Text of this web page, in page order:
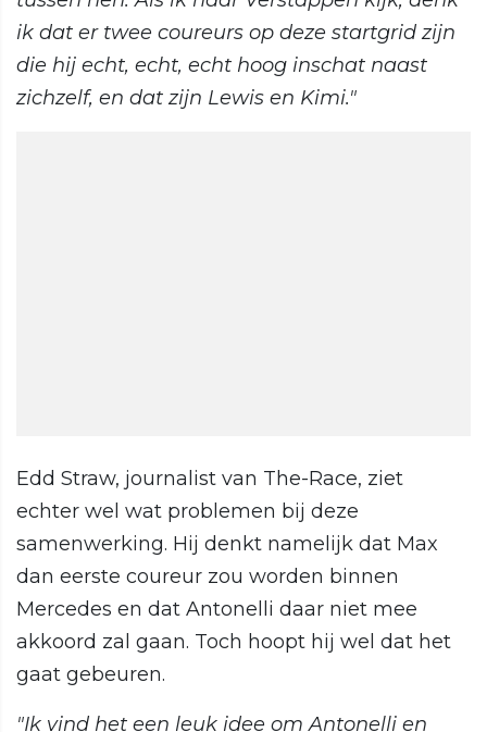
ik dat er twee coureurs op deze startgrid zijn
die hij echt, echt, echt hoog inschat naast
zichzelf, en dat zijn Lewis en Kimi."
Edd Straw, journalist van The-Race, ziet
echter wel wat problemen bij deze
samenwerking. Hij denkt namelijk dat Max
dan eerste coureur zou worden binnen
Mercedes en dat Antonelli daar niet mee
akkoord zal gaan. Toch hoopt hij wel dat het
gaat gebeuren.
"Ik vind het een leuk idee om Antonelli en